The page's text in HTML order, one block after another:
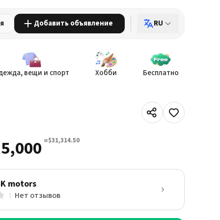
Добавить объявление RU
вещи и спорт Хобби Бесплатно
≈$31,314.50
motors
Нет отзывов